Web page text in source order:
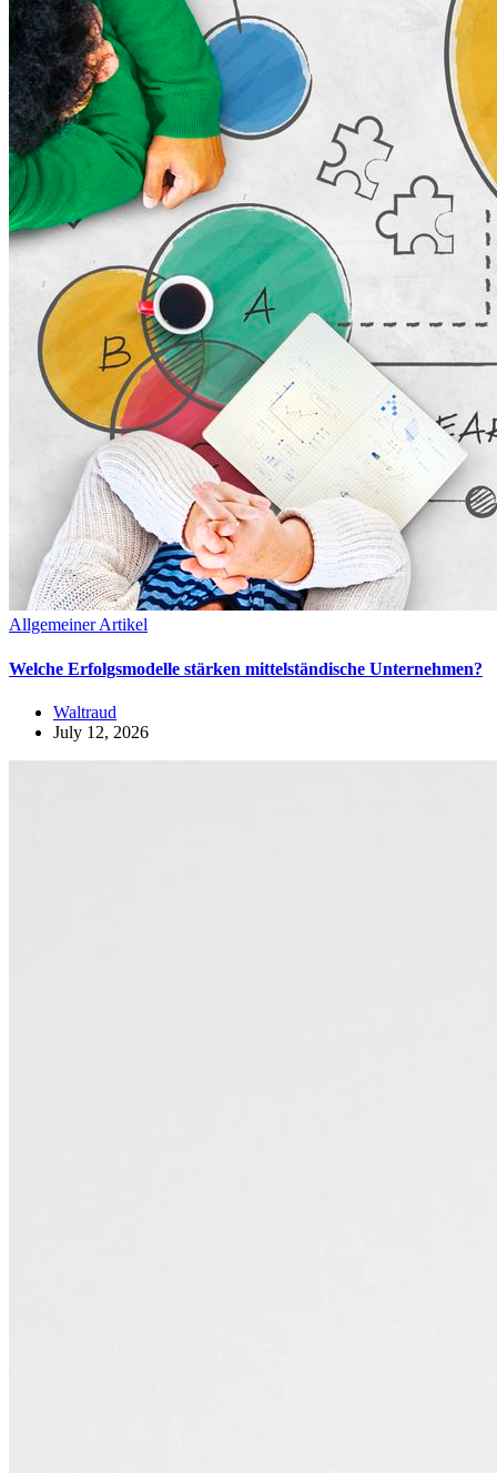
Allgemeiner Artikel
Welche Erfolgsmodelle stärken mittelständische Unternehmen?
Waltraud
July 12, 2026